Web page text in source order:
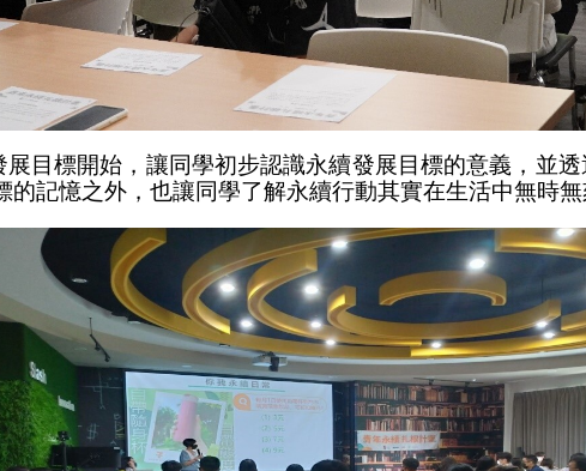
目標開始，讓同學初步認識永續發展目標的意義，並
記憶之外，也讓同學了解永續行動其實在生活中無時無